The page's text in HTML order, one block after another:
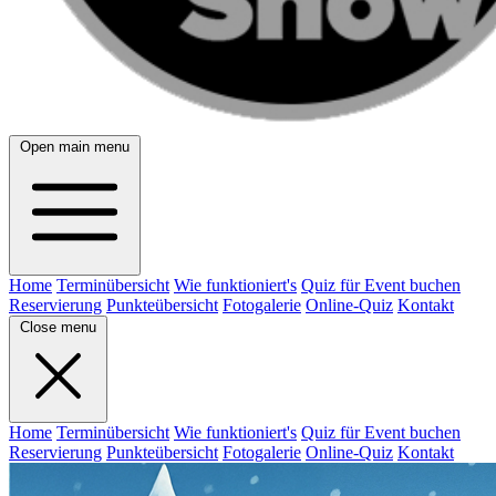
Open main menu
Home Terminübersicht Wie funktioniert's Quiz für Event buchen
Reservierung Punkteübersicht Fotogalerie Online-Quiz Kontakt
Close menu
Home Terminübersicht Wie funktioniert's Quiz für Event buchen
Reservierung Punkteübersicht Fotogalerie Online-Quiz Kontakt